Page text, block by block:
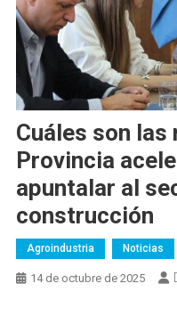
Cuáles son
Provincia
apuntalar al
construcción
Agroindustria Noticias
14 de octubre de 2025